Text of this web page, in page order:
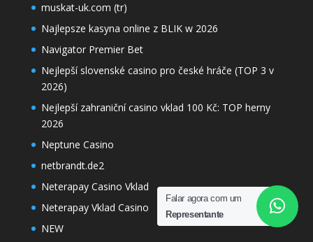
Falar agora com um
Representante
muskat-uk.com (tr)
Najlepsze kasyna online z BLIK w 2026
Navigator Premier Bet
Nejlepší slovenské casino pro české hráče (TOP 3 v
2026)
Nejlepší zahraniční casino vklad 100 Kč: TOP herny
2026
Neptune Casino
netbrandt.de2
Neterapay Casino Vklad
Neterapay Vklad Casino
NEW